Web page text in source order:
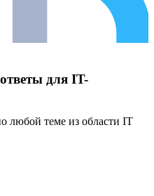
для IT-
любой теме из области IT